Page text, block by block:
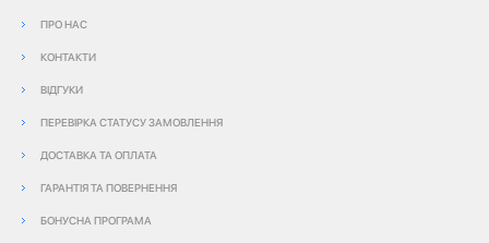
ПРО НАС
КОНТАКТИ
ВІДГУКИ
ПЕРЕВІРКА СТАТУСУ ЗАМОВЛЕННЯ
ДОСТАВКА ТА ОПЛАТА
ГАРАНТІЯ ТА ПОВЕРНЕННЯ
БОНУСНА ПРОГРАМА